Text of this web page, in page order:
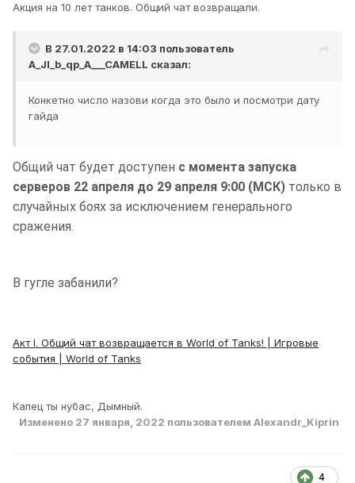
Акция на 10 лет танков. Общий чат возвращали.
В 27.01.2022 в 14:03 пользователь
A_JI_b_qp_A___CAMELL сказал:
Конкетно число назови когда это было и посмотри дату
гайда
Общий чат будет доступен с момента запуска
серверов 22 апреля до 29 апреля 9:00 (МСК) только в
случайных боях за исключением генерального
сражения.
В гугле забанили?
Акт I. Общий чат возвращается в World of Tanks! | Игровые
события | World of Tanks
Капец ты нубас, Дымный.
Изменено 27 января, 2022 пользователем Alexandr_Kiprin
4